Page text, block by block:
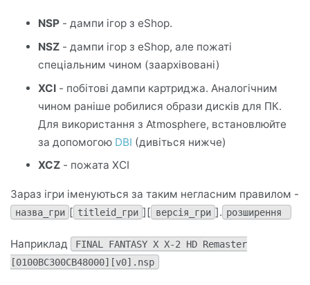
NSP - дампи ігор з eShop.
NSZ - дампи ігор з eShop, але пожаті
спеціальним чином (заархівовані)
XCI - побітові дампи картриджа. Аналогічним
чином раніше робилися образи дисків для ПК.
Для використання з Atmosphere, встановлюйте
за допомогою DBI (дивіться нижче)
XCZ - пожата XCI
Зараз ігри іменуються за таким негласним правилом -
назва_гри [ titleid_гри ][ версія_гри ]. розширення
Наприклад
FINAL FANTASY X X-2 HD Remaster
[0100BC300CB48000][v0].nsp